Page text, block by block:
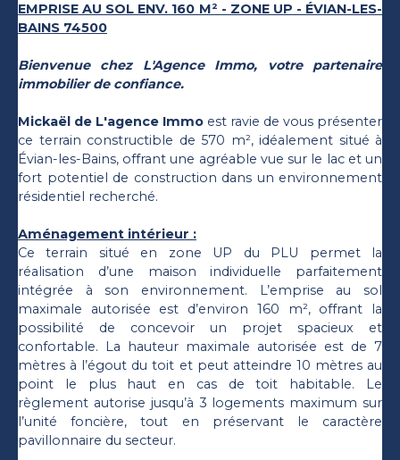
EMPRISE AU SOL ENV. 160 M² - ZONE UP - ÉVIAN-LES-
BAINS 74500
Bienvenue chez L'Agence Immo, votre partenaire
immobilier de confiance.
Mickaël de L'agence Immo est ravie de vous présenter
ce terrain constructible de 570 m², idéalement situé à
Évian-les-Bains, offrant une agréable vue sur le lac et un
fort potentiel de construction dans un environnement
résidentiel recherché.
Aménagement intérieur :
Ce terrain situé en zone UP du PLU permet la
réalisation d’une maison individuelle parfaitement
intégrée à son environnement. L’emprise au sol
maximale autorisée est d’environ 160 m², offrant la
possibilité de concevoir un projet spacieux et
confortable. La hauteur maximale autorisée est de 7
mètres à l’égout du toit et peut atteindre 10 mètres au
point le plus haut en cas de toit habitable. Le
règlement autorise jusqu’à 3 logements maximum sur
l’unité foncière, tout en préservant le caractère
pavillonnaire du secteur.